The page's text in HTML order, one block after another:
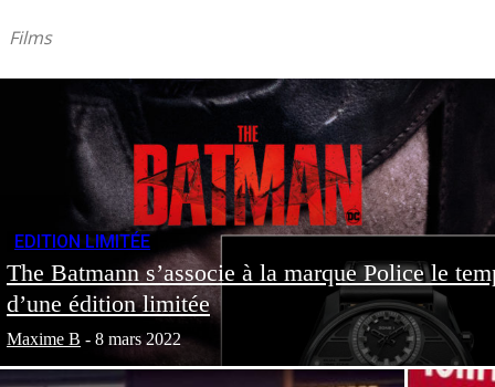
Films
EDITION LIMITÉE
The Batmann s’associe à la marque Police le
d’une édition limitée
Maxime B - 8 mars 2022